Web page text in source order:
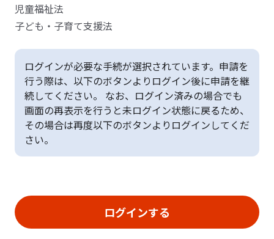
児童福祉法
子ども・子育て支援法
ログインが必要な手続が選択されています。申請を
行う際は、以下のボタンよりログイン後に申請を継
続してください。 なお、ログイン済みの場合でも
画面の再表示を行うと未ログイン状態に戻るため、
その場合は再度以下のボタンよりログインしてくだ
さい。